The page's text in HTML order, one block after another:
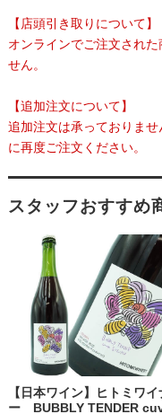
【店頭引き取りについて】
オンラインでご注文され
せん。
【追加注文について】
追加注文は承っておりま
に再度ご注文ください。
スタッフおすすめ
【日本ワイン】ヒトミワイ
ー BUBBLY TENDER